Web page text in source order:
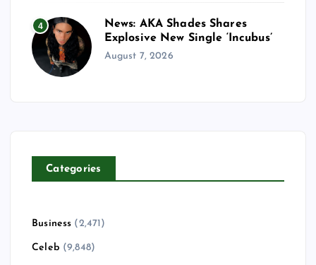
4
News: AKA Shades Shares
Explosive New Single ‘Incubus’
August 7, 2026
Categories
Business (2,471)
Celeb (9,848)